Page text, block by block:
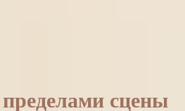
сцены